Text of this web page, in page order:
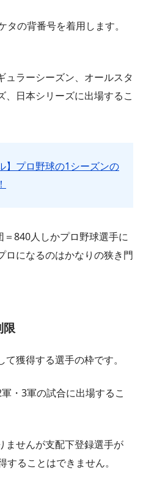
の背番号を着用します。
ュラーシーズン、オールスタ
、日本シリーズに出場するこ
】プロ野球の1シーズンの
840人しかプロ野球選手に
ロになるのはかなりの狭き門
限
獲得する選手の枠です。
・3軍の試合に出場するこ
ませんが支配下登録選手が
ることはできません。